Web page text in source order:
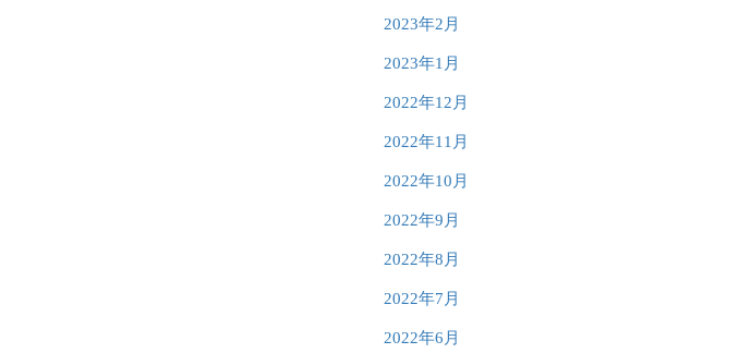
2023年2月
2023年1月
2022年12月
2022年11月
2022年10月
2022年9月
2022年8月
2022年7月
2022年6月